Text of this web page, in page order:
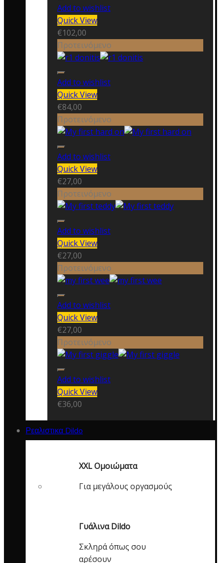
Add to wishlist
Quick View
€102,00
Προτεινόμενο
Add to wishlist
Quick View
€84,00
Προτεινόμενο
Add to wishlist
Quick View
€27,00
Προτεινόμενο
Add to wishlist
Quick View
€27,00
Προτεινόμενο
Add to wishlist
Quick View
€27,00
Προτεινόμενο
Add to wishlist
Quick View
€36,00
Ρεαλιστικα Dildo
XXL Ομοιώματα
Για μεγάλους οργασμούς
Γυάλινα Dildo
Σκληρά όπως σου
αρέσουν